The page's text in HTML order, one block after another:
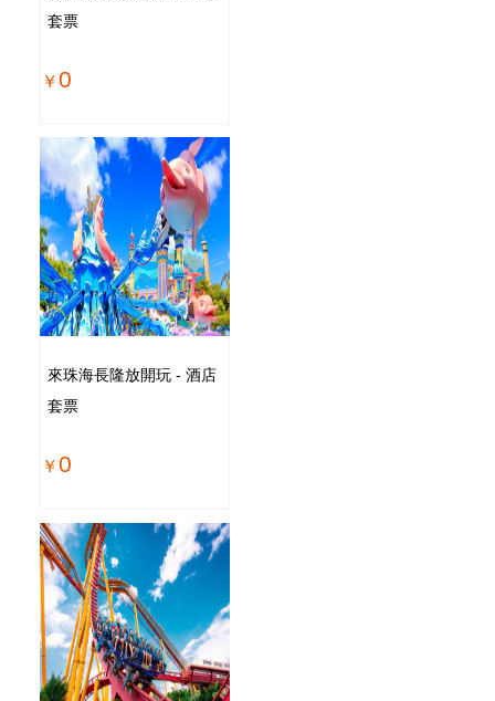
套票
0
來珠海長隆放開玩 - 酒店
套票
0